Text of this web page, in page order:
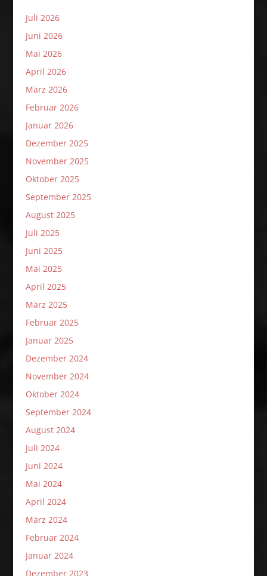
Juli 2026
Juni 2026
Mai 2026
April 2026
März 2026
Februar 2026
Januar 2026
Dezember 2025
November 2025
Oktober 2025
September 2025
August 2025
Juli 2025
Juni 2025
Mai 2025
April 2025
März 2025
Februar 2025
Januar 2025
Dezember 2024
November 2024
Oktober 2024
September 2024
August 2024
Juli 2024
Juni 2024
Mai 2024
April 2024
März 2024
Februar 2024
Januar 2024
Dezember 2023